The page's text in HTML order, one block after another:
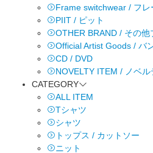
Frame switchwear / フ
PIIT / ピット
OTHER BRAND / その他
Official Artist Goods / バ
CD / DVD
NOVELTY ITEM / ノベ
CATEGORY
ALL ITEM
Tシャツ
シャツ
トップス / カットソー
ニット